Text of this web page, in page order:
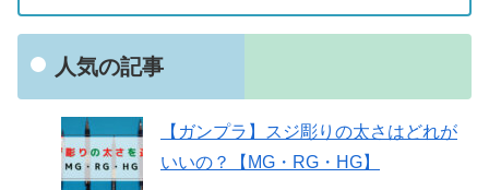
人気の記事
【ガンプラ】スジ彫りの太さはどれが
いいの？【MG・RG・HG】